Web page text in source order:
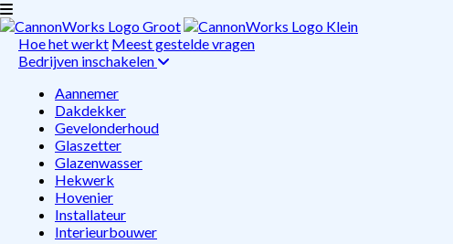
Hoe het werkt Meest gestelde vragen
Bedrijven inschakelen
Aannemer
Dakdekker
Gevelonderhoud
Glaszetter
Glazenwasser
Hekwerk
Hovenier
Installateur
Interieurbouwer